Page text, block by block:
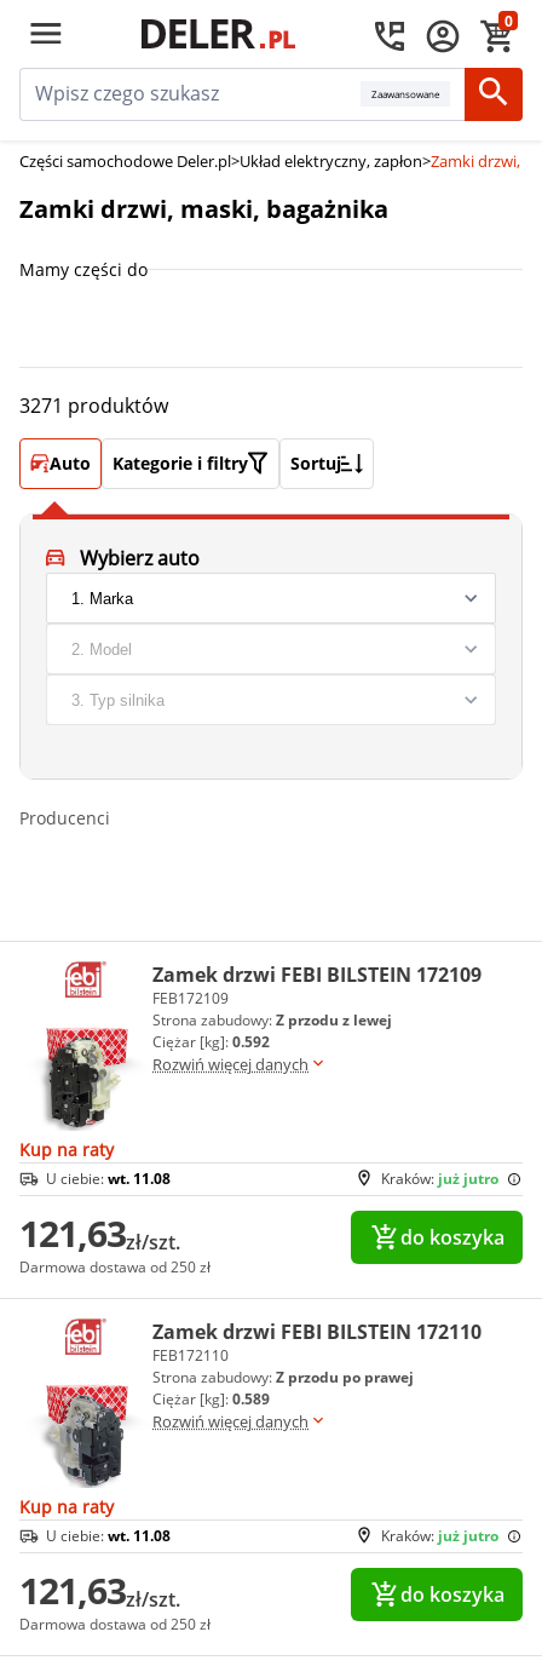
0
Zaawansowane
Części samochodowe Deler.pl>Układ elektryczny, zapłon>Zamki drzwi,
Zamki drzwi, maski, bagażnika
Mamy części do
3271 produktów
Auto Kategorie i filtry Sortuj
Wybierz auto
Producenci
Zamek drzwi FEBI BILSTEIN 172109
FEB172109
Strona zabudowy:Z przodu z lewej
Ciężar [kg]:0.592
Rozwiń więcej danych
Kup na raty
Kraków: już jutro
U ciebie:wt. 11.08
121,63zł/szt.
Darmowa dostawa od 250 zł
do koszyka
Zamek drzwi FEBI BILSTEIN 172110
FEB172110
Strona zabudowy:Z przodu po prawej
Ciężar [kg]:0.589
Rozwiń więcej danych
Kup na raty
Kraków: już jutro
U ciebie:wt. 11.08
121,63zł/szt.
Darmowa dostawa od 250 zł
do koszyka